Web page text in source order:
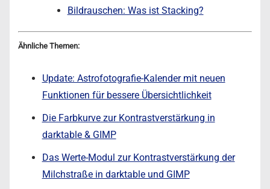
Bildrauschen: Was ist Stacking?
Ähnliche Themen:
Update: Astrofotografie-Kalender mit neuen
Funktionen für bessere Übersichtlichkeit
Die Farbkurve zur Kontrastverstärkung in
darktable & GIMP
Das Werte-Modul zur Kontrastverstärkung der
Milchstraße in darktable und GIMP